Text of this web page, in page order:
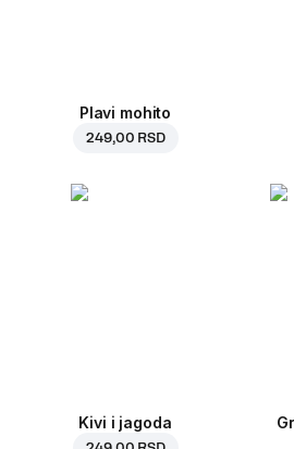
Plavi mohito
249,00 RSD
Kivi i jagoda